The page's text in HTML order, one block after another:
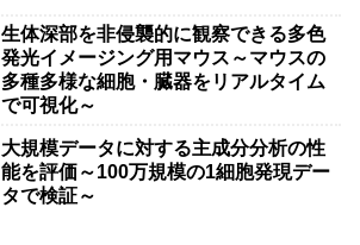
生体深部を非侵襲的に観察できる多色
発光イメージング用マウス～マウスの
多種多様な細胞・臓器をリアルタイム
で可視化～
大規模データに対する主成分分析の性
能を評価～100万規模の1細胞発現デー
タで検証～